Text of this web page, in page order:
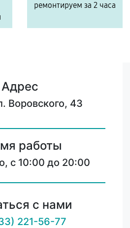
ремонтируем за 2 часа
Адрес
Воровского, 43
работы
с 10:00 до 20:00
с нами
221-56-77